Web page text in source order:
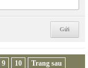
9 10
Trang sau